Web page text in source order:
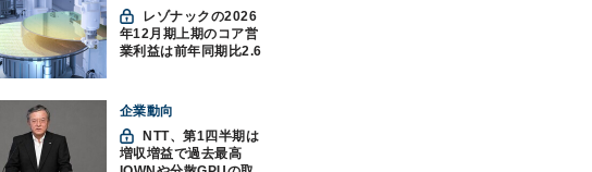
年12月期上期のコア営
業利益は前年同期比2.6
企業動向
増収増益で過去最高